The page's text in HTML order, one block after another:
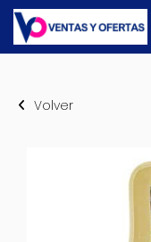
Volver